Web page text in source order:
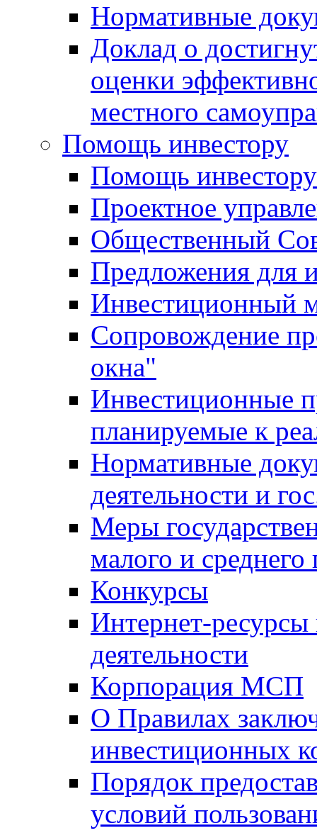
Нормативные
Доклад о
оценки
местного
Помощь инвестору
Помощь инвестору
Проектное
Общественный
Предложения для
Инвестиционный
Сопровождение
окна"
Инвестиционные
планируемые к
Нормативные
деятельности и
Меры
малого и среднего
Конкурсы
Интернет-
деятельности
Корпорация МСП
О Правилах
инвестиционных
Порядок
условий